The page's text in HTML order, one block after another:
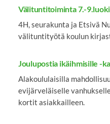
Välituntitoiminta 7.-
4H, seurakunta ja Etsivä
välituntityötä koulun
Joulupostia ikäihmisille -
Alakoululaisilla
evijärveläiselle
kortit asiakkailleen.